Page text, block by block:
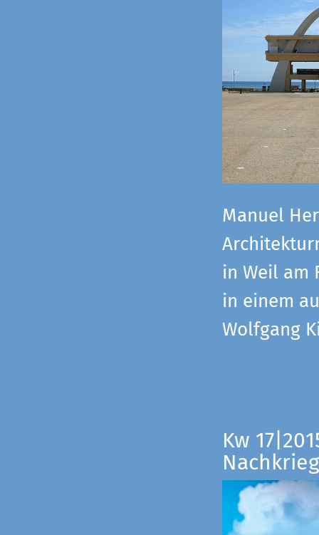
Manuel
in Weil am
in einem
Wolfgang
Kw